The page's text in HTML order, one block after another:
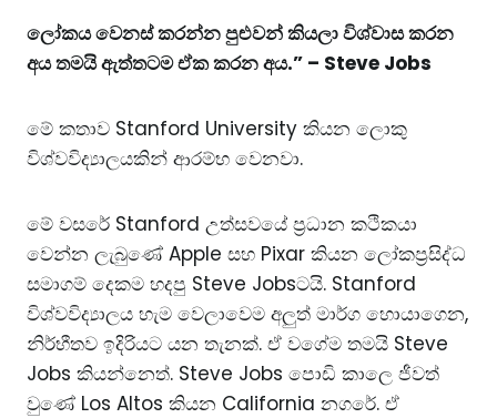
ලෝකය වෙනස් කරන්න පුළුවන් කියලා විශ්වාස කරන
අය තමයි ඇත්තටම ඒක කරන අය.” – Steve Jobs
මේ කතාව Stanford University කියන ලොකු
විශ්වවිද්‍යාලයකින් ආරම්භ වෙනවා.
මේ වසරේ Stanford උත්සවයේ ප්‍රධාන කථිකයා
වෙන්න ලැබුණේ Apple සහ Pixar කියන ලෝකප්‍රසිද්ධ
සමාගම් දෙකම හදපු Steve Jobsටයි. Stanford
විශ්වවිද්‍යාලය හැම වෙලාවෙම අලුත් මාර්ග හොයාගෙන,
නිර්භීතව ඉදිරියට යන තැනක්. ඒ වගේම තමයි Steve
Jobs කියන්නෙත්. Steve Jobs පොඩි කාලෙ ජීවත්
වුණේ Los Altos කියන California නගරේ. ඒ